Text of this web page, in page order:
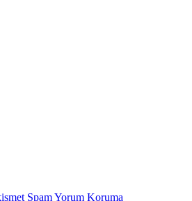
Spam Yorum Koruma